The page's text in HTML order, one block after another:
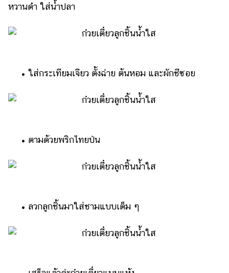
หวานดำ ใส่น้ำปลา
• ใส่กระเทียมเจียว ตั้งฉ่าย ต้นหอม และผักชีซอย
• ตามด้วยพริกไทยป่น
• ลวกลูกชิ้นมาใส่ชามแบบเต็ม ๆ